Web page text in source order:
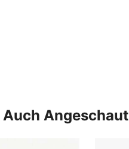
Angeschaut